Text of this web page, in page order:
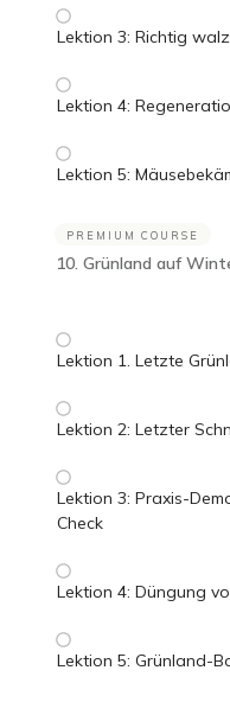
Lektion 3: Richtig
Lektion 4:
Lektion 5:
PREMIUM COURSE
10. Grünland auf
Lektion 1. Letzte
Lektion 2: Letzter
Lektion 3: Praxis-
Check
Lektion 4: Düngung
Lektion 5: Grünland-